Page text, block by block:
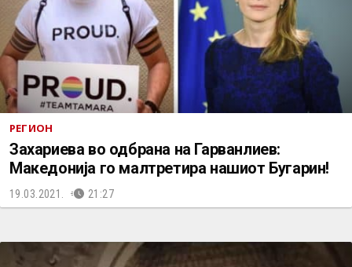
РЕГИОН
Захариева во одбрана на Гарванлиев:
Македонија го малтретира нашиот Бугарин!
19.03.2021. 21:27